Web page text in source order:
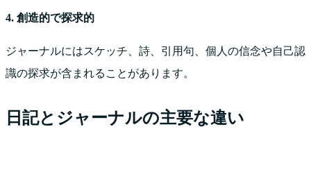
4. 創造的で探求的
ジャーナルにはスケッチ、詩、引用句、個人の信念や自己認
識の探求が含まれることがあります。
日記とジャーナルの主要な違い